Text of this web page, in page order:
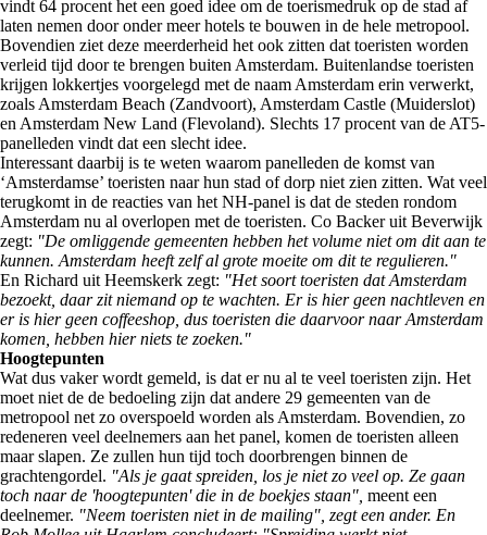
vindt 64 procent het een goed idee om de toerismedruk op de stad af
laten nemen door onder meer hotels te bouwen in de hele metropool.
Bovendien ziet deze meerderheid het ook zitten dat toeristen worden
verleid tijd door te brengen buiten Amsterdam. Buitenlandse toeristen
krijgen lokkertjes voorgelegd met de naam Amsterdam erin verwerkt,
zoals Amsterdam Beach (Zandvoort), Amsterdam Castle (Muiderslot)
en Amsterdam New Land (Flevoland). Slechts 17 procent van de AT5-
panelleden vindt dat een slecht idee.
Interessant daarbij is te weten waarom panelleden de komst van
‘Amsterdamse’ toeristen naar hun stad of dorp niet zien zitten. Wat veel
terugkomt in de reacties van het NH-panel is dat de steden rondom
Amsterdam nu al overlopen met de toeristen. Co Backer uit Beverwijk
zegt: "De omliggende gemeenten hebben het volume niet om dit aan te
kunnen. Amsterdam heeft zelf al grote moeite om dit te regulieren."
En Richard uit Heemskerk zegt: "Het soort toeristen dat Amsterdam
bezoekt, daar zit niemand op te wachten. Er is hier geen nachtleven en
er is hier geen coffeeshop, dus toeristen die daarvoor naar Amsterdam
komen, hebben hier niets te zoeken."
Hoogtepunten
Wat dus vaker wordt gemeld, is dat er nu al te veel toeristen zijn. Het
moet niet de de bedoeling zijn dat andere 29 gemeenten van de
metropool net zo overspoeld worden als Amsterdam. Bovendien, zo
redeneren veel deelnemers aan het panel, komen de toeristen alleen
maar slapen. Ze zullen hun tijd toch doorbrengen binnen de
grachtengordel. "Als je gaat spreiden, los je niet zo veel op. Ze gaan
toch naar de 'hoogtepunten' die in de boekjes staan", meent een
deelnemer. "Neem toeristen niet in de mailing", zegt een ander. En